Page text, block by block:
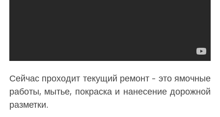
Сейчас проходит текущий ремонт - это ямочные
работы, мытье, покраска и нанесение дорожной
разметки.